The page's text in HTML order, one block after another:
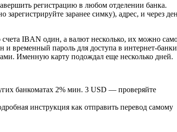
регистрацию в любом отделении банка.
заранее симку), адрес, и через
IBAN один, а валют несколько, их можно
временный пароль для доступа в интернет-
Именную карту подождал еще несколько дней.
банкоматах 2% мин. 3 USD — проверяйте
инструкция как отправить перевод самому